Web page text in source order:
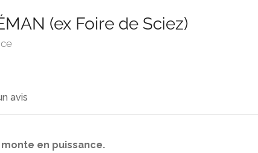
(ex Foire de Sciez)
avis
en puissance.